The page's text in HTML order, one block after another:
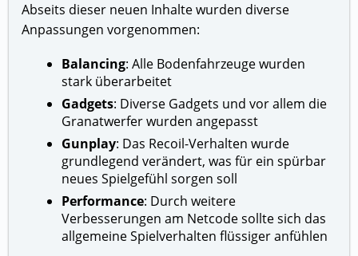
Abseits dieser neuen Inhalte wurden diverse
Anpassungen vorgenommen:
Balancing: Alle Bodenfahrzeuge wurden
stark überarbeitet
Gadgets: Diverse Gadgets und vor allem die
Granatwerfer wurden angepasst
Gunplay: Das Recoil-Verhalten wurde
grundlegend verändert, was für ein spürbar
neues Spielgefühl sorgen soll
Performance: Durch weitere
Verbesserungen am Netcode sollte sich das
allgemeine Spielverhalten flüssiger anfühlen